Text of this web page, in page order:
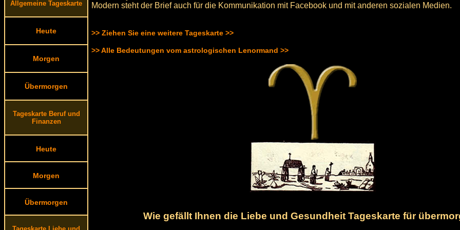
Allgemeine Tageskarte
Heute
Morgen
Übermorgen
Tageskarte Beruf und
Finanzen
Heute
Morgen
Übermorgen
Modern steht der Brief auch für die Kommunikation mit Facebook und mit anderen sozialen Medien.
>> Ziehen Sie eine weitere Tageskarte >>
>> Alle Bedeutungen vom astrologischen Lenormand >>
Wie gefällt Ihnen die Liebe und Gesundheit Tageskarte für